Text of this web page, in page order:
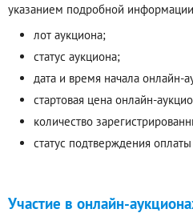
указанием подробной
лот аукциона;
статус аукциона;
дата и время начала онлайн-
стартовая цена онлайн-
количество
статус подтверждения
Участие в онлайн-